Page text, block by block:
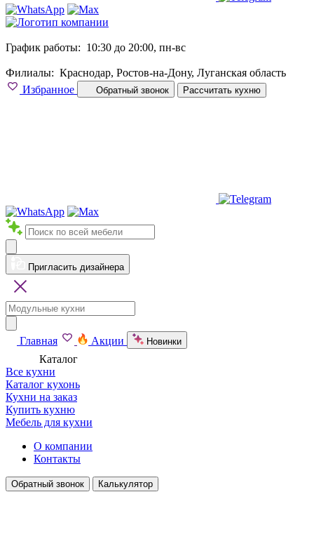
График работы: 10:30 до 20:00, пн-вс
Филиалы: Краснодар, Ростов-на-Дону, Луганская область
Избранное
Обратный звонок Рассчитать кухню
Пригласить дизайнера
Главная Акции Новинки
Каталог
Все кухни
Каталог кухонь
Кухни на заказ
Купить кухню
Мебель для кухни
О компании
Контакты
Обратный звонок Калькулятор